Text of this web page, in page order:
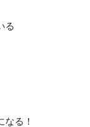
る
る！